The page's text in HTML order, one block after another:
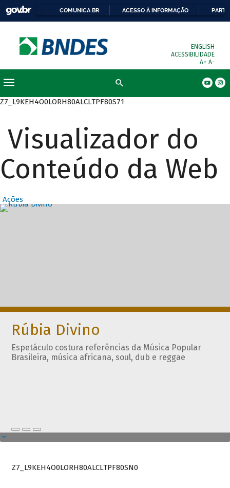
COMUNICA BR ACESSO À INFORMAÇÃO
ENGLISH
ACESSIBILIDADE
A+ A-
Z7_L9KEH4O0LORH80ALCLTPF80S71
Visualizador do
Conteúdo da Web
Ações
Destaques
Rúbia Divino
Espetáculo costura referências da Música Popular
Brasileira, música africana, soul, dub e reggae
Z7_L9KEH4O0LORH80ALCLTPF80SN0